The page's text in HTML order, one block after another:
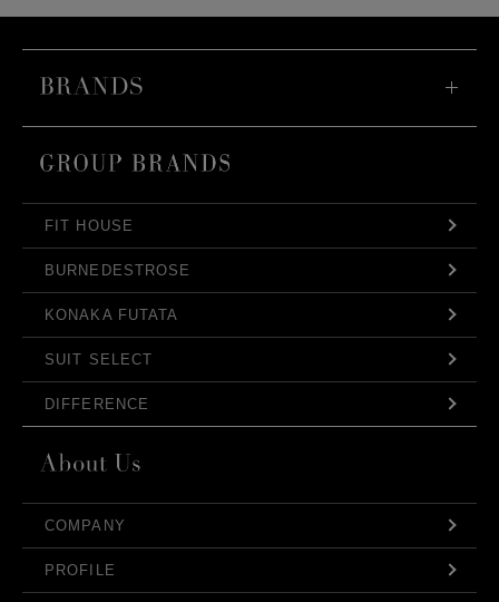
FIT HOUSE
BURNEDESTROSE
KONAKA FUTATA
SUIT SELECT
DIFFERENCE
COMPANY
PROFILE